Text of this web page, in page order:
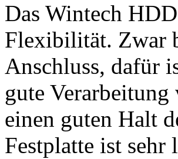
Das Wintech
Flexibilität. Zwar
Anschluss, dafür
gute
einen guten Halt
Festplatte ist